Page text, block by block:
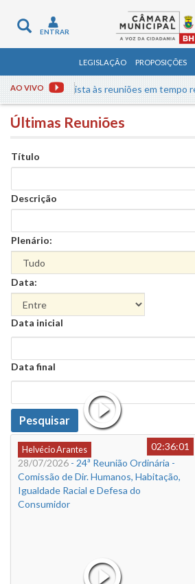
Toggle
navigation
ENTRAR
LEGISLAÇÃO PROPOSIÇÕES
AO VIVOAssista às reuniões em tempo real
Últimas Reuniões
Título
Descrição
Plenário:
Data:
Data
Data inicial
Data
Data final
Data
Pesquisar
Helvécio Arantes
02:36:01
28/07/2026 - 24ª Reunião Ordinária -
Comissão de Dir. Humanos, Habitação,
Igualdade Racial e Defesa do
Consumidor